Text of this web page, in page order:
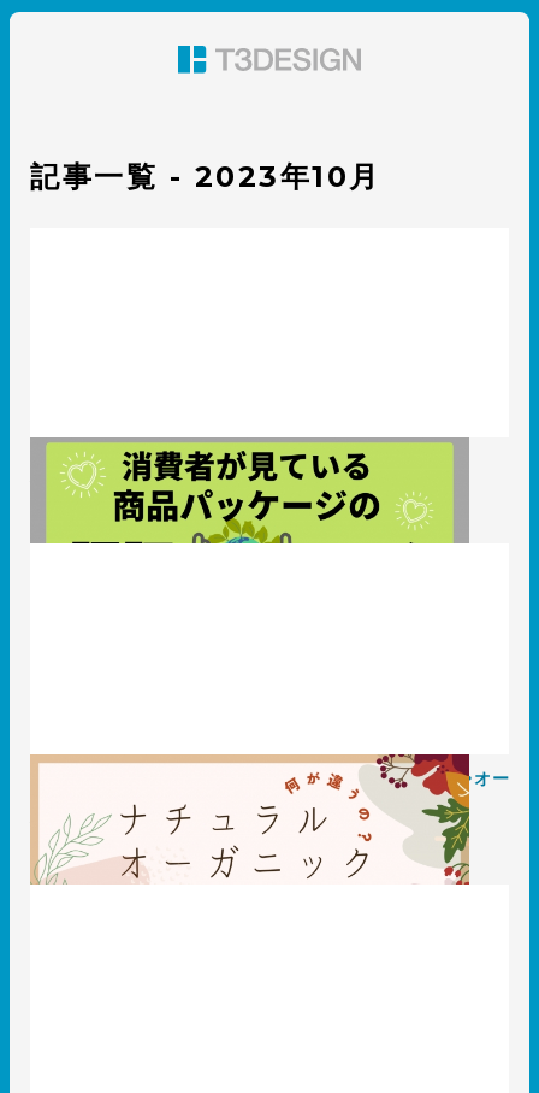
ン 株式会社T3デザイン
記事一覧 - 2023年10月
実は消費者が見ている！商品パッケージの認証マーク5選
2023.10.31 知識 / ノウハウ
化粧品のパッケージデザインにおいて重要 ナチュラル・オー
ガニック・無添加の違いを徹底解説
2023.10.27 知識 / ノウハウ